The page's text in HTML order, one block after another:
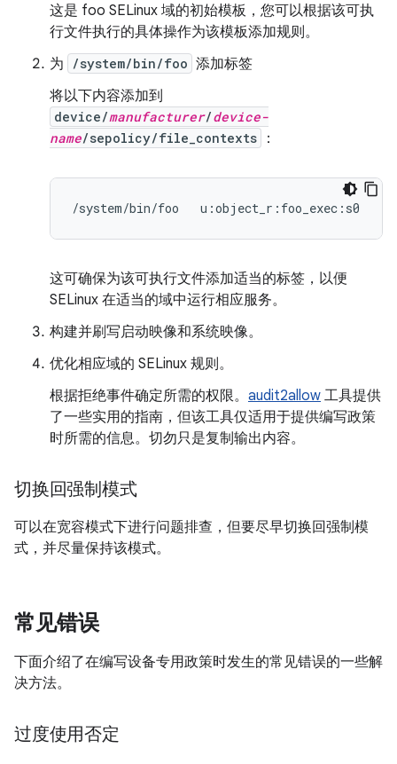
这是 foo SELinux 域的初始模板，您可以根据该可执
行文件执行的具体操作为该模板添加规则。
为
/system/bin/foo 添加标签
将以下内容添加到
device/manufacturer/device-
name/sepolicy/file_contexts ：
这可确保为该可执行文件添加适当的标签，以便
SELinux 在适当的域中运行相应服务。
构建并刷写启动映像和系统映像。
优化相应域的 SELinux 规则。
根据拒绝事件确定所需的权限。 audit2allow 工具提供
了一些实用的指南，但该工具仅适用于提供编写政策
时所需的信息。切勿只是复制输出内容。
切换回强制模式
可以在宽容模式下进行问题排查，但要尽早切换回强制模
式，并尽量保持该模式。
常见错误
下面介绍了在编写设备专用政策时发生的常见错误的一些解
决方法。
过度使用否定